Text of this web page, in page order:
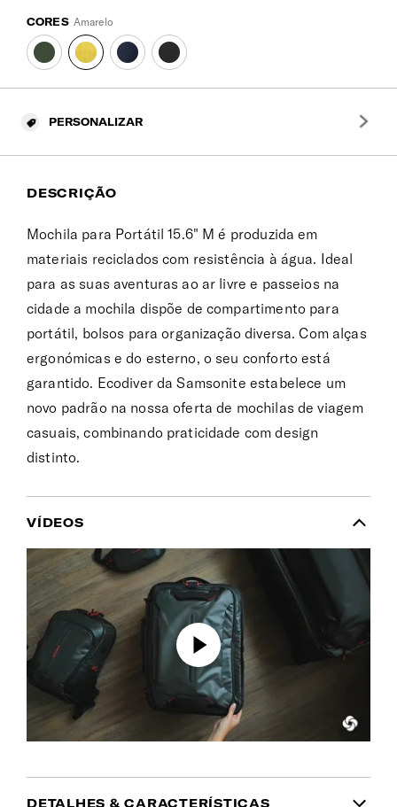
CORES Amarelo
PERSONALIZAR
DESCRIÇÃO
Mochila para Portátil 15.6" M é produzida em
materiais reciclados com resistência à água. Ideal
para as suas aventuras ao ar livre e passeios na
cidade a mochila dispõe de compartimento para
portátil, bolsos para organização diversa. Com alças
ergonómicas e do esterno, o seu conforto está
garantido. Ecodiver da Samsonite estabelece um
novo padrão na nossa oferta de mochilas de viagem
casuais, combinando praticidade com design
distinto.
VÍDEOS
DETALHES & CARACTERÍSTICAS